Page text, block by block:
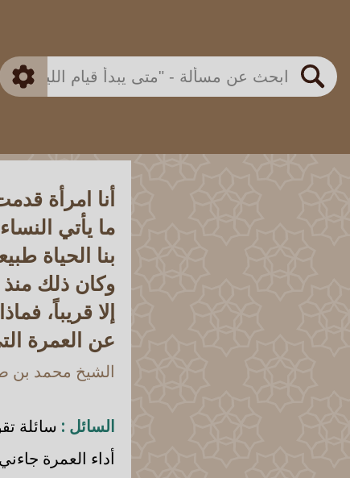
بحث
اللجنة الدائمة
متقدم
أنا امرأة
ما يأتي
بنا الحياة
وكان ذلك منذ
إلا قريباً،
عن العمرة
الشيخ محمد بن
السائل : سائلة
أداء العمرة